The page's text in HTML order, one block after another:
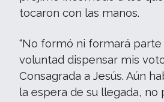
tocaron con las manos.
“No formó ni formará
voluntad dispensar mis
Consagrada a Jesús. Aún
la espera de su llegada, no